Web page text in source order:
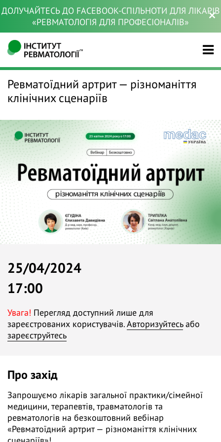
ДОЛУЧАЙТЕСЬ ДО FACEBOOK-СПІЛЬНОТИ ДЛЯ ЛІКАРІВ
«РЕВМАТОЛОГІЯ ДЛЯ ПРОФЕСІОНАЛІВ»
Ревматоїдний артрит — різноманіття
клінічних сценаріїв
25/04/2024
17:00
Увага! Перегляд доступний лише для
зареєстрованих користувачів.Авторизуйтесьабо
зареєструйтесь
Про захід
Запрошуємо лікарів загальної практики/сімейної
медицини, терапевтів, травматологів та
ревматологів на безкоштовний вебінар
«Ревматоїдний артрит — різноманіття клінічних